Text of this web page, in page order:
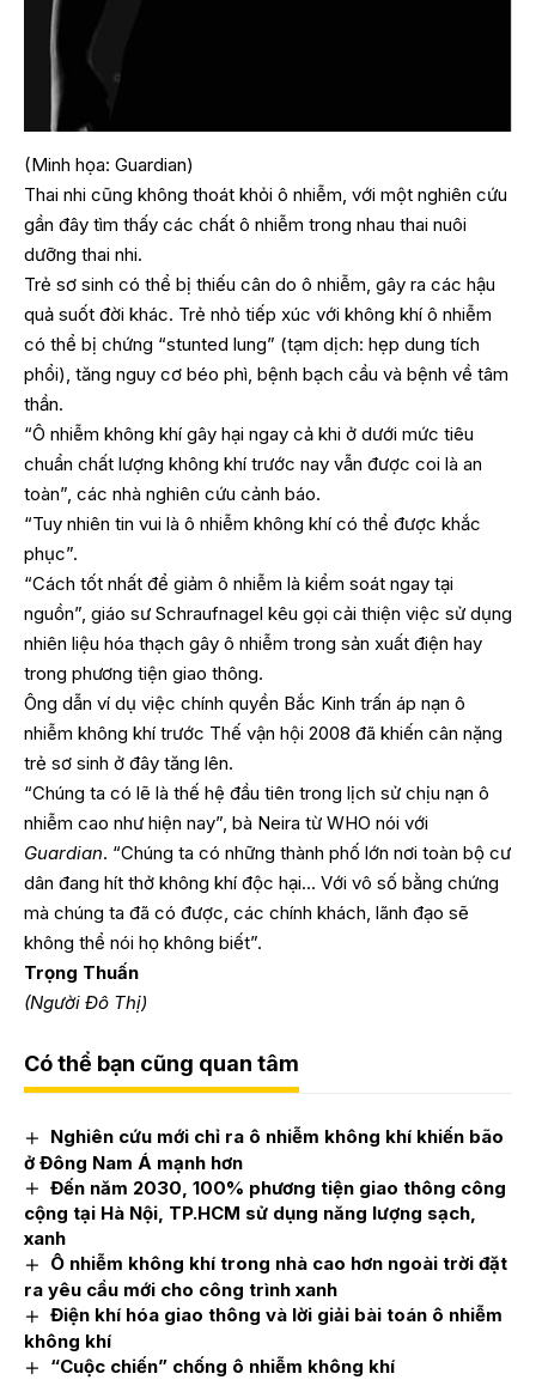
(Minh họa: Guardian)
Thai nhi cũng không thoát khỏi ô nhiễm, với một nghiên cứu
gần đây tìm thấy các chất ô nhiễm trong nhau thai nuôi
dưỡng thai nhi.
Trẻ sơ sinh có thể bị thiếu cân do ô nhiễm, gây ra các hậu
quả suốt đời khác. Trẻ nhỏ tiếp xúc với không khí ô nhiễm
có thể bị chứng “stunted lung” (tạm dịch: hẹp dung tích
phổi), tăng nguy cơ béo phì, bệnh bạch cầu và bệnh về tâm
thần.
“Ô nhiễm không khí gây hại ngay cả khi ở dưới mức tiêu
chuẩn chất lượng không khí trước nay vẫn được coi là an
toàn”, các nhà nghiên cứu cảnh báo.
“Tuy nhiên tin vui là ô nhiễm không khí có thể được khắc
phục”.
“Cách tốt nhất để giảm ô nhiễm là kiểm soát ngay tại
nguồn”, giáo sư Schraufnagel kêu gọi cải thiện việc sử dụng
nhiên liệu hóa thạch gây ô nhiễm trong sản xuất điện hay
trong phương tiện giao thông.
Ông dẫn ví dụ việc chính quyền Bắc Kinh trấn áp nạn ô
nhiễm không khí trước Thế vận hội 2008 đã khiến cân nặng
trẻ sơ sinh ở đây tăng lên.
“Chúng ta có lẽ là thế hệ đầu tiên trong lịch sử chịu nạn ô
nhiễm cao như hiện nay”, bà Neira từ WHO nói với
Guardian. “Chúng ta có những thành phố lớn nơi toàn bộ cư
dân đang hít thở không khí độc hại… Với vô số bằng chứng
mà chúng ta đã có được, các chính khách, lãnh đạo sẽ
không thể nói họ không biết”.
Trọng Thuấn
(Người Đô Thị)
Có thể bạn cũng quan tâm
Nghiên cứu mới chỉ ra ô nhiễm không khí khiến bão
ở Đông Nam Á mạnh hơn
Đến năm 2030, 100% phương tiện giao thông công
cộng tại Hà Nội, TP.HCM sử dụng năng lượng sạch,
xanh
Ô nhiễm không khí trong nhà cao hơn ngoài trời đặt
ra yêu cầu mới cho công trình xanh
Điện khí hóa giao thông và lời giải bài toán ô nhiễm
không khí
“Cuộc chiến” chống ô nhiễm không khí